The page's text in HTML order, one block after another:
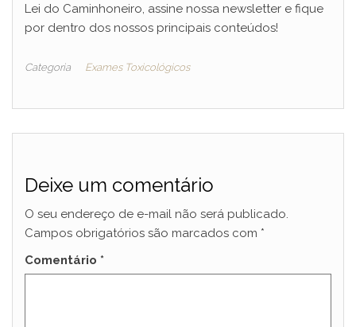
Lei do Caminhoneiro, assine nossa newsletter e fique
por dentro dos nossos principais conteúdos!
Categoria Exames Toxicológicos
Deixe um comentário
O seu endereço de e-mail não será publicado.
Campos obrigatórios são marcados com *
Comentário *